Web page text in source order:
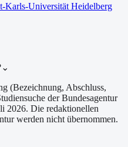
Karls-Universität Heidelberg
⌄
(Bezeichnung, Abschluss,
der Bundesagentur
2026. Die redaktionellen
werden nicht übernommen.